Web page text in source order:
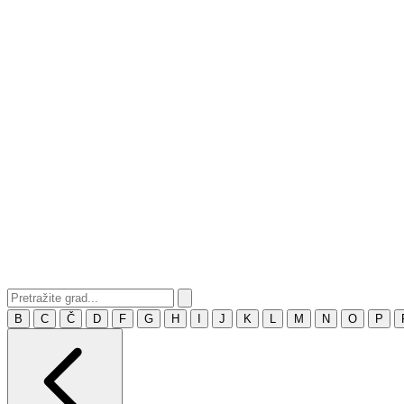
B C Č D F G H J K M N O P